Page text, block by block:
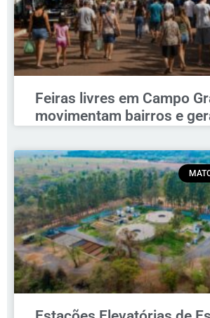
Feiras livres em Campo
movimentam bairros e